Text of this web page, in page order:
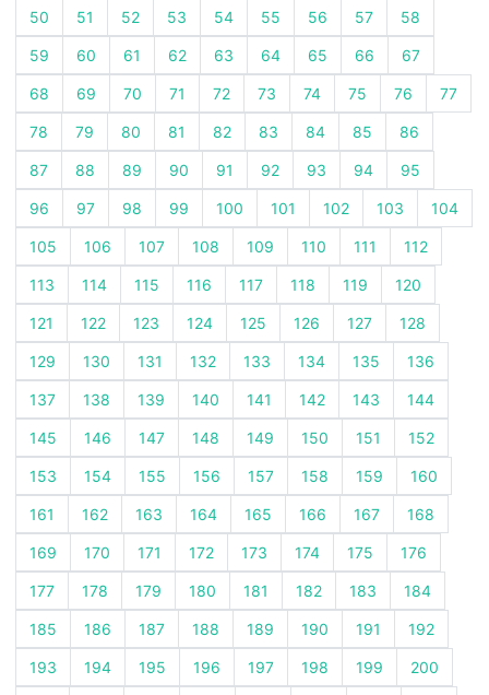
50 51 52 53 54 55 56 57 58
59 60 61 62 63 64 65 66 67
68 69 70 71 72 73 74 75 76 77
78 79 80 81 82 83 84 85 86
87 88 89 90 91 92 93 94 95
96 97 98 99 100 101 102 103 104
105 106 107 108 109 110 111 112
113 114 115 116 117 118 119 120
121 122 123 124 125 126 127 128
129 130 131 132 133 134 135 136
137 138 139 140 141 142 143 144
145 146 147 148 149 150 151 152
153 154 155 156 157 158 159 160
161 162 163 164 165 166 167 168
169 170 171 172 173 174 175 176
177 178 179 180 181 182 183 184
185 186 187 188 189 190 191 192
193 194 195 196 197 198 199 200